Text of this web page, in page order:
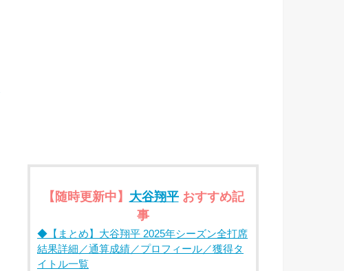
【随時更新中】 大谷翔平おすすめ記
事
◆【まとめ】大谷翔平 2025年シーズン全打席
結果詳細／通算成績／プロフィール／獲得タ
イトル一覧